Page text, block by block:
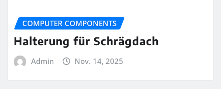
COMPUTER COMPONENTS
Halterung für Schrägdach
Admin Nov. 14, 2025